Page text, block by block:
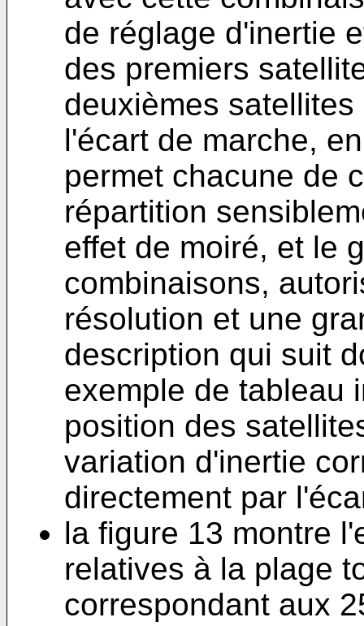
de réglage d'inertie
des premiers
deuxièmes
l'écart de marche,
permet chacune de
répartition
effet de moiré, et le
combinaisons,
résolution et une
description qui suit
exemple de tableau
position des
variation d'inertie
directement par
la figure 13 montre
relatives à la plage
correspondant aux